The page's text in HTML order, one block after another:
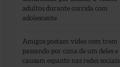
adultos durante corrida com
adolescente
Amigos postam vídeo com trem
passando por cima de um deles e
causam espanto nas redes sociais